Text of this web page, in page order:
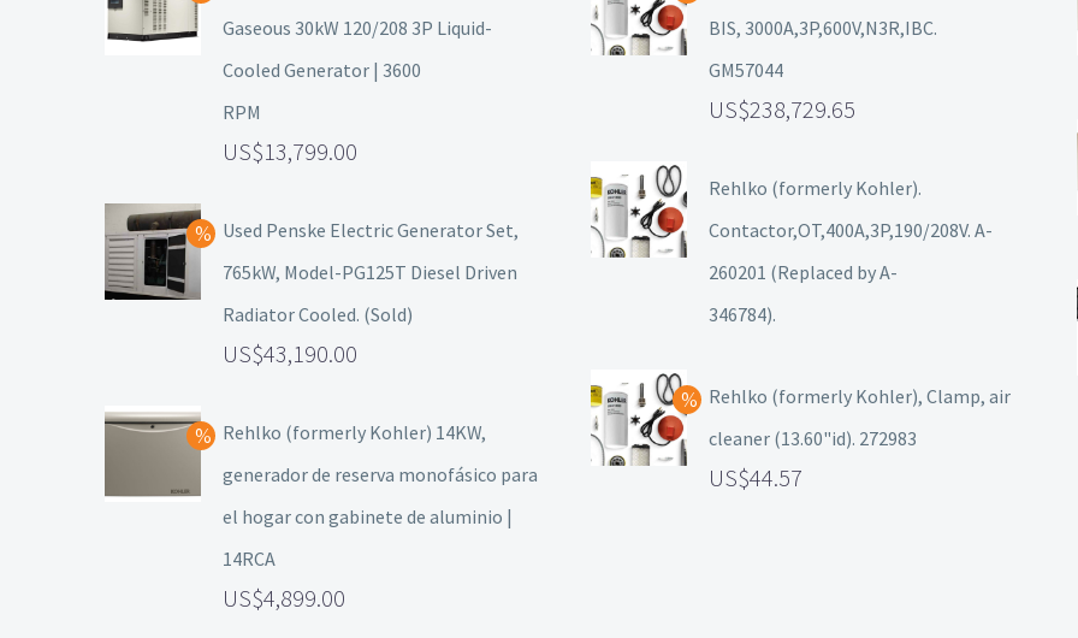
Gaseous 30kW 120/208 3P Liquid-
Cooled Generator | 3600
RPM
13,799.00
Used Penske Electric Generator Set,
765kW, Model-PG125T Diesel Driven
Radiator Cooled. (Sold)
43,190.00
Rehlko (formerly Kohler) 14KW,
generador de reserva monofásico para
el hogar con gabinete de aluminio |
14RCA
4,899.00
BIS, 3000A,3P,600V,N3R,IBC.
GM57044
238,729.65
Rehlko (formerly Kohler).
Contactor,OT,400A,3P,190/208V. A-
260201 (Replaced by A-
346784).
Rehlko (formerly Kohler), Clamp, air
cleaner (13.60"id). 272983
44.57